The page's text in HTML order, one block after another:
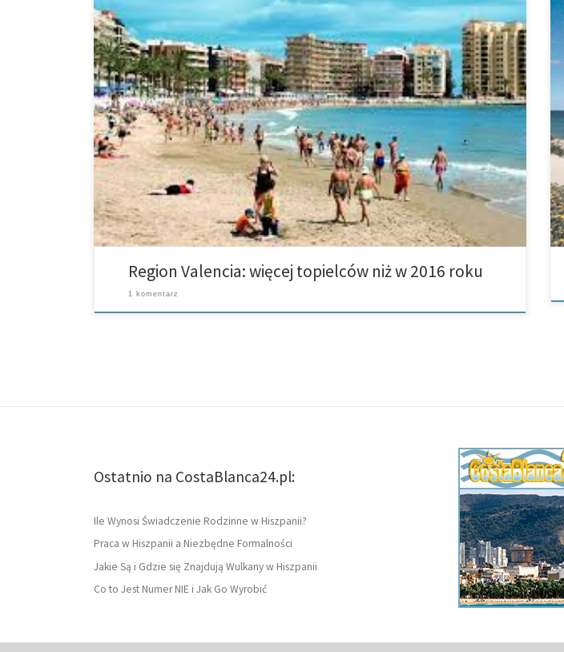
Wakacje to dla wszystkich piękny czas związany z odpoczynkiem, miłymi przeżyciami
oraz wspomnieniami. Niestety nie zawsze okazują się one być przyjemne. W regionie
Valencia tego lata utopiło się już 37 […]
Region Valencia: więcej topielców niż w 2016 roku
1 komentarz
Ostatnio na CostaBlanca24.pl:
Ile Wynosi Świadczenie Rodzinne w Hiszpanii?
Praca w Hiszpanii a Niezbędne Formalności
Jakie Są i Gdzie się Znajdują Wulkany w Hiszpanii
Co to Jest Numer NIE i Jak Go Wyrobić